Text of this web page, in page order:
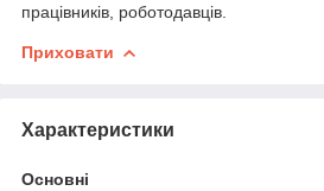
працівників, роботодавців.
Приховати
Характеристики
Основні